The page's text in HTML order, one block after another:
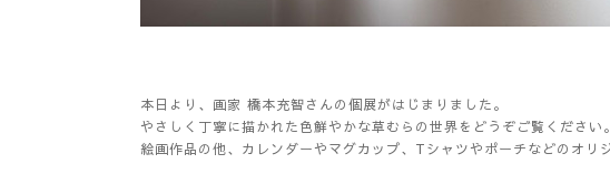
本日より、画家 橋本充智さんの個展がはじまりました。
やさしく丁寧に描かれた色鮮やかな草むらの世界をどうぞご覧ください
絵画作品の他、カレンダーやマグカップ、Tシャツやポーチなどのオリ